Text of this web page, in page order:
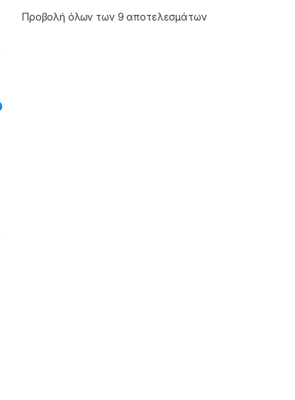
Προβολή όλων των 9 αποτελεσμάτων